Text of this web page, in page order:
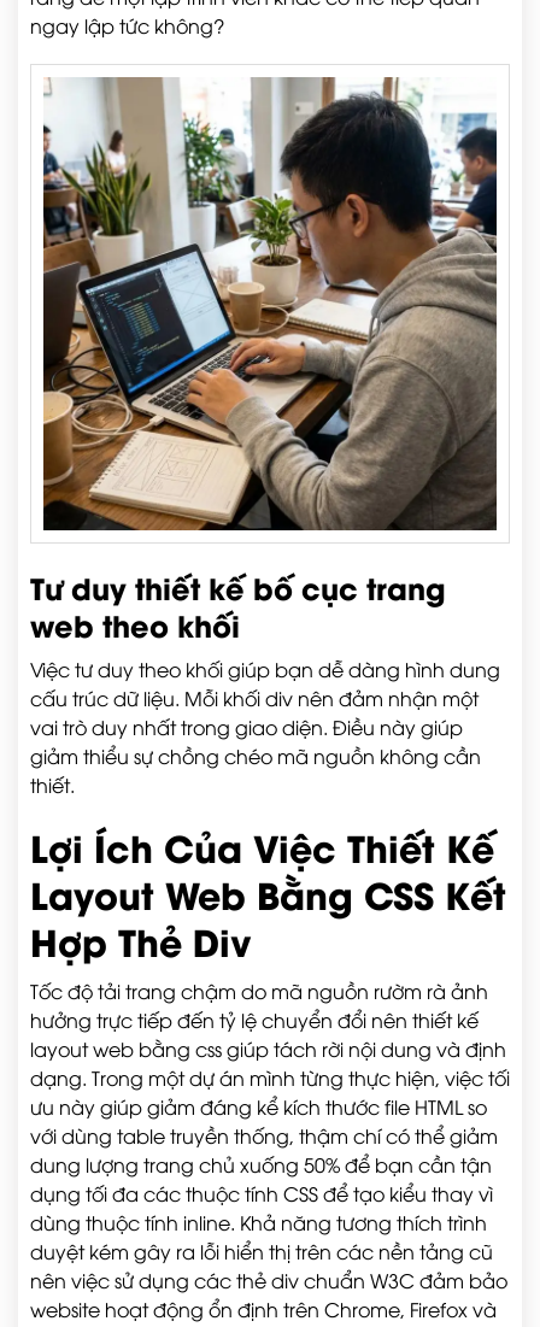
ngay lập tức không?
Tư duy thiết kế bố cục trang
web theo khối
Việc tư duy theo khối giúp bạn dễ dàng hình dung
cấu trúc dữ liệu. Mỗi khối div nên đảm nhận một
vai trò duy nhất trong giao diện. Điều này giúp
giảm thiểu sự chồng chéo mã nguồn không cần
thiết.
Lợi Ích Của Việc Thiết Kế
Layout Web Bằng CSS Kết
Hợp Thẻ Div
Tốc độ tải trang chậm do mã nguồn rườm rà ảnh
hưởng trực tiếp đến tỷ lệ chuyển đổi nên thiết kế
layout web bằng css giúp tách rời nội dung và định
dạng. Trong một dự án mình từng thực hiện, việc tối
ưu này giúp giảm đáng kể kích thước file HTML so
với dùng table truyền thống, thậm chí có thể giảm
dung lượng trang chủ xuống 50% để bạn cần tận
dụng tối đa các thuộc tính CSS để tạo kiểu thay vì
dùng thuộc tính inline. Khả năng tương thích trình
duyệt kém gây ra lỗi hiển thị trên các nền tảng cũ
nên việc sử dụng các thẻ div chuẩn W3C đảm bảo
website hoạt động ổn định trên Chrome, Firefox và